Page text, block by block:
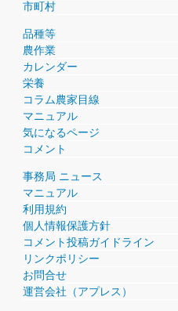
市町村
品種等
農作業
カレンダー
栄養
コラム農家目線
マニュアル
気になるページ
コメント
事務局 ニュース
マニュアル
利用規約
個人情報保護方針
コメント投稿ガイドライン
リンクポリシー
お問合せ
運営会社（アプレス）